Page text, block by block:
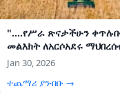
"....የሥራ ጽናታችሁን
መልእክት ለአርሶአደሩ
Jan 30, 2026
ተጨማሪ ያንብቡ →